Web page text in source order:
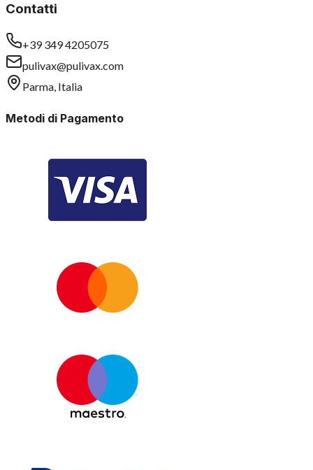
Contatti
+39 349 4205075
pulivax@pulivax.com
Parma, Italia
Metodi di Pagamento